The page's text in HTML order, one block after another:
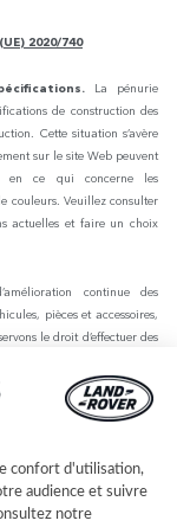
confort d'utilisation,
audience et suivre
notre
2020/740
La pénurie
de construction des
Cette situation s’avère
sur le site Web peuvent
en ce qui concerne les
couleurs. Veuillez consulter
actuelles et faire un choix
continue des
pièces et accessoires,
le droit d’effectuer des
Elles peuvent
des véhicules présents sont
qui peuvent
conformément à la